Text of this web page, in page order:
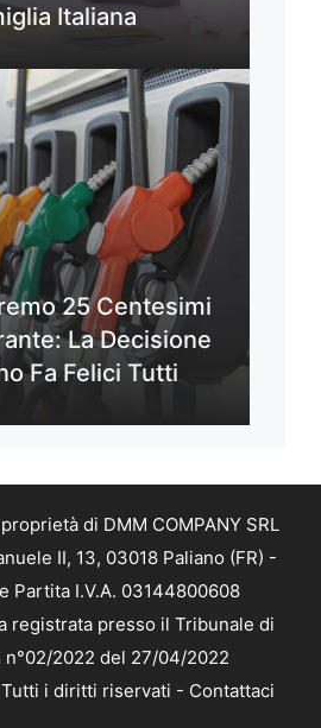
Italiana
25 Centesimi
La Decisione
Fa Felici Tutti
di DMM COMPANY SRL
II, 13, 03018 Paliano (FR) -
Partita I.V.A. 03144800608
registrata presso il Tribunale di
n°02/2022 del 27/04/2022
i diritti riservati - Contattaci